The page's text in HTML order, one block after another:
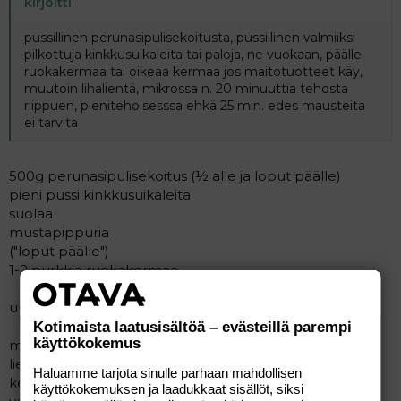
pussillinen perunasipulisekoitusta, pussillinen valmiiksi
pilkottuja kinkkusuikaleita tai paloja, ne vuokaan, päälle
ruokakermaa tai oikeaa kermaa jos maitotuotteet käy,
muutoin lihalientä, mikrossa n. 20 minuuttia tehosta
riippuen, pienitehoisesssa ehkä 25 min. edes mausteita
ei tarvita
500g perunasipulisekoitus (½ alle ja loput päälle)
pieni pussi kinkkusuikaleita
suolaa
mustapippuria
("loput päälle")
1-2 purkkia ruokakermaa
uuniin 175-200 astetta aika 1-1½ tuntia
mausteita vaihtele, kokeile!
liemeksi käy myös munamaito, maito+jauho,
kerma+maito
Kotimaista laatusisältöä – evästeillä parempi
käyttökokemus
Haluamme tarjota sinulle parhaan mahdollisen
käyttökokemuksen ja laadukkaat sisällöt, siksi